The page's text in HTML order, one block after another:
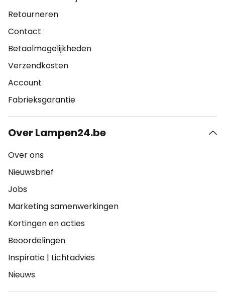
Retourneren
Contact
Betaalmogelijkheden
Verzendkosten
Account
Fabrieksgarantie
Over Lampen24.be
Over ons
Nieuwsbrief
Jobs
Marketing samenwerkingen
Kortingen en acties
Beoordelingen
Inspiratie | Lichtadvies
Nieuws